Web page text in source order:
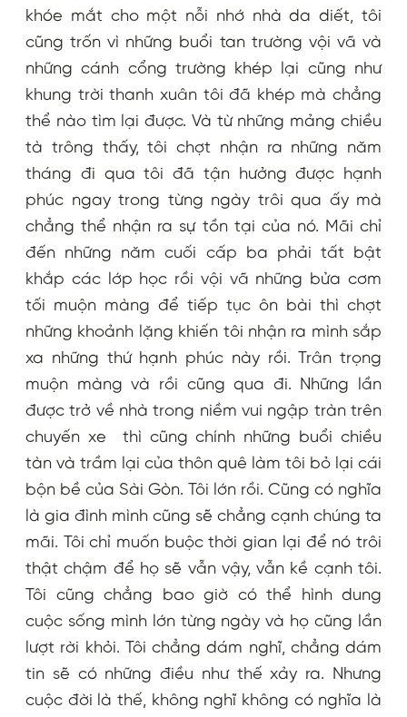
khóe mắt cho một nỗi nhớ nhà da diết, tôi
cũng trốn vì những buổi tan trường vội vã và
những cánh cổng trường khép lại cũng như
khung trời thanh xuân tôi đã khép mà chẳng
thể nào tìm lại được. Và từ những mảng chiều
tà trông thấy, tôi chợt nhận ra những năm
tháng đi qua tôi đã tận hưởng được hạnh
phúc ngay trong từng ngày trôi qua ấy mà
chẳng thể nhận ra sự tồn tại của nó. Mãi chỉ
đến những năm cuối cấp ba phải tất bật
khắp các lớp học rồi vội vã những bửa cơm
tối muộn màng để tiếp tục ôn bài thì chợt
những khoảnh lặng khiến tôi nhận ra mình sắp
xa những thứ hạnh phúc này rồi. Trân trọng
muộn màng và rồi cũng qua đi. Những lần
được trở về nhà trong niềm vui ngập tràn trên
chuyến xe thì cũng chính những buổi chiều
tàn và trầm lại của thôn quê làm tôi bỏ lại cái
bộn bề của Sài Gòn. Tôi lớn rồi. Cũng có nghĩa
là gia đình mình cũng sẽ chẳng cạnh chúng ta
mãi. Tôi chỉ muốn buộc thời gian lại để nó trôi
thật chậm để họ sẽ vẫn vậy, vẫn kề cạnh tôi.
Tôi cũng chẳng bao giờ có thể hình dung
cuộc sống mình lớn từng ngày và họ cũng lần
lượt rời khỏi. Tôi chẳng dám nghĩ, chẳng dám
tin sẽ có những điều như thế xảy ra. Nhưng
cuộc đời là thế, không nghĩ không có nghĩa là